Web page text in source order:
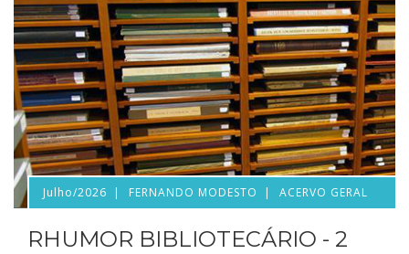
Julho/2026 FERNANDO MODESTO ACERVO GERAL
RHUMOR BIBLIOTECÁRIO - 2